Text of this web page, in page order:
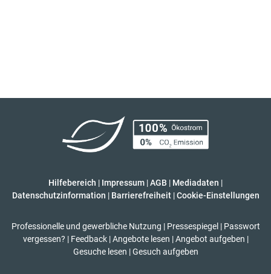
Hilfebereich | Impressum |AGB | Mediadaten |
Datenschutzinformation | Barrierefreiheit | Cookie-Einstellungen
Professionelle und gewerbliche Nutzung | Pressespiegel | Passwort
vergessen? | Feedback | Angebote lesen | Angebot aufgeben |
Gesuche lesen | Gesuch aufgeben